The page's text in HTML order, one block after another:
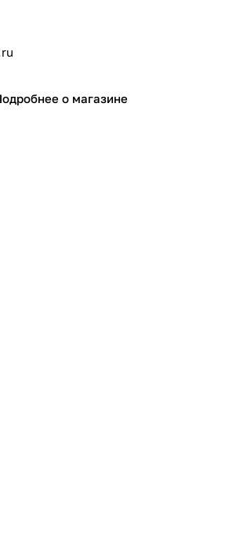
о магазине